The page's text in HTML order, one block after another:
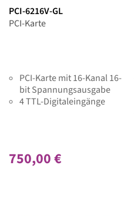
PCI-6216V-GL
PCI-Karte
PCI-Karte mit 16-Kanal 16-
bit Spannungsausgabe
4 TTL-Digitaleingänge
750,00 €